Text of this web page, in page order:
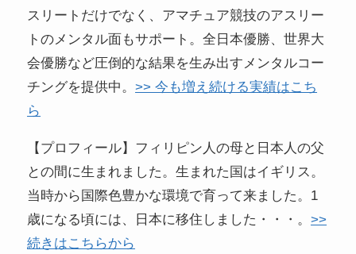
スリートだけでなく、アマチュア競技のアスリー
トのメンタル面もサポート。全日本優勝、世界大
会優勝など圧倒的な結果を生み出すメンタルコー
チングを提供中。>> 今も増え続ける実績はこち
ら
【プロフィール】フィリピン人の母と日本人の父
との間に生まれました。生まれた国はイギリス。
当時から国際色豊かな環境で育って来ました。1
歳になる頃には、日本に移住しました・・・。>>
続きはこちらから